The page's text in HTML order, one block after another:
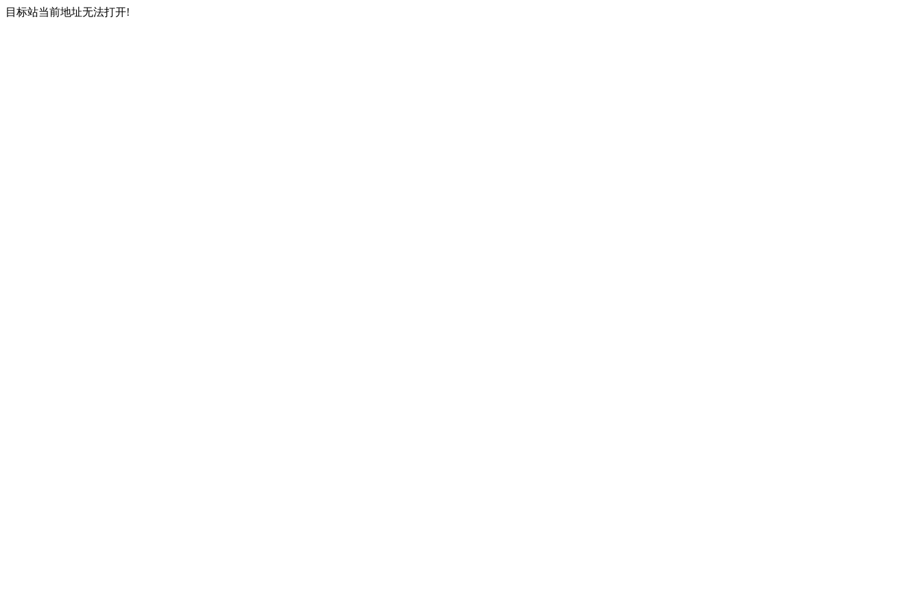
目标站当前地址无法打开!